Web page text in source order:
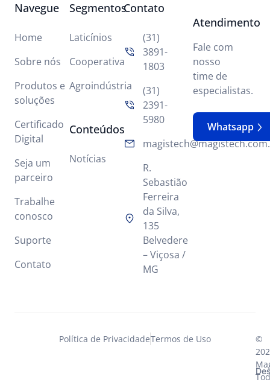
Navegue
Home
Sobre nós
Produtos e
soluções
Certificado
Digital
Seja um
parceiro
Trabalhe
conosco
Suporte
Contato
Segmentos
Laticínios
Cooperativa
Agroindústria
Conteúdos
Notícias
Contato
(31)
3891-
1803
(31)
2391-
5980
R.
Sebastião
Ferreira
da Silva,
135
Belvedere
– Viçosa /
MG
Atendimento
Fale com
nosso
time de
especialistas.
Whatsapp
Política de PrivacidadeTermos de Uso
©